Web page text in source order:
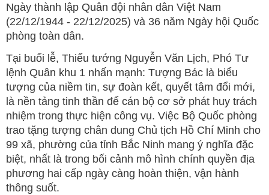
Ngày thành lập Quân đội nhân dân Việt Nam
(22/12/1944 - 22/12/2025) và 36 năm Ngày hội Quốc
phòng toàn dân.
Tại buổi lễ, Thiếu tướng Nguyễn Văn Lịch, Phó Tư
lệnh Quân khu 1 nhấn mạnh: Tượng Bác là biểu
tượng của niềm tin, sự đoàn kết, quyết tâm đổi mới,
là nền tảng tinh thần để cán bộ cơ sở phát huy trách
nhiệm trong thực hiện công vụ. Việc Bộ Quốc phòng
trao tặng tượng chân dung Chủ tịch Hồ Chí Minh cho
99 xã, phường của tỉnh Bắc Ninh mang ý nghĩa đặc
biệt, nhất là trong bối cảnh mô hình chính quyền địa
phương hai cấp ngày càng hoàn thiện, vận hành
thông suốt.